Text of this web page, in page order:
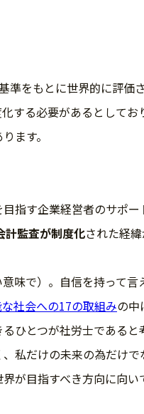
準をもとに世界的に評価
する必要があるとしてお
ます。
指す企業経営者のサポー
計監査が制度化された経
味で）。自信を持って
社会への17の取組みの中
ひとつが社労士であると
私だけの未来の為だけ
が目指すべき方向に向い